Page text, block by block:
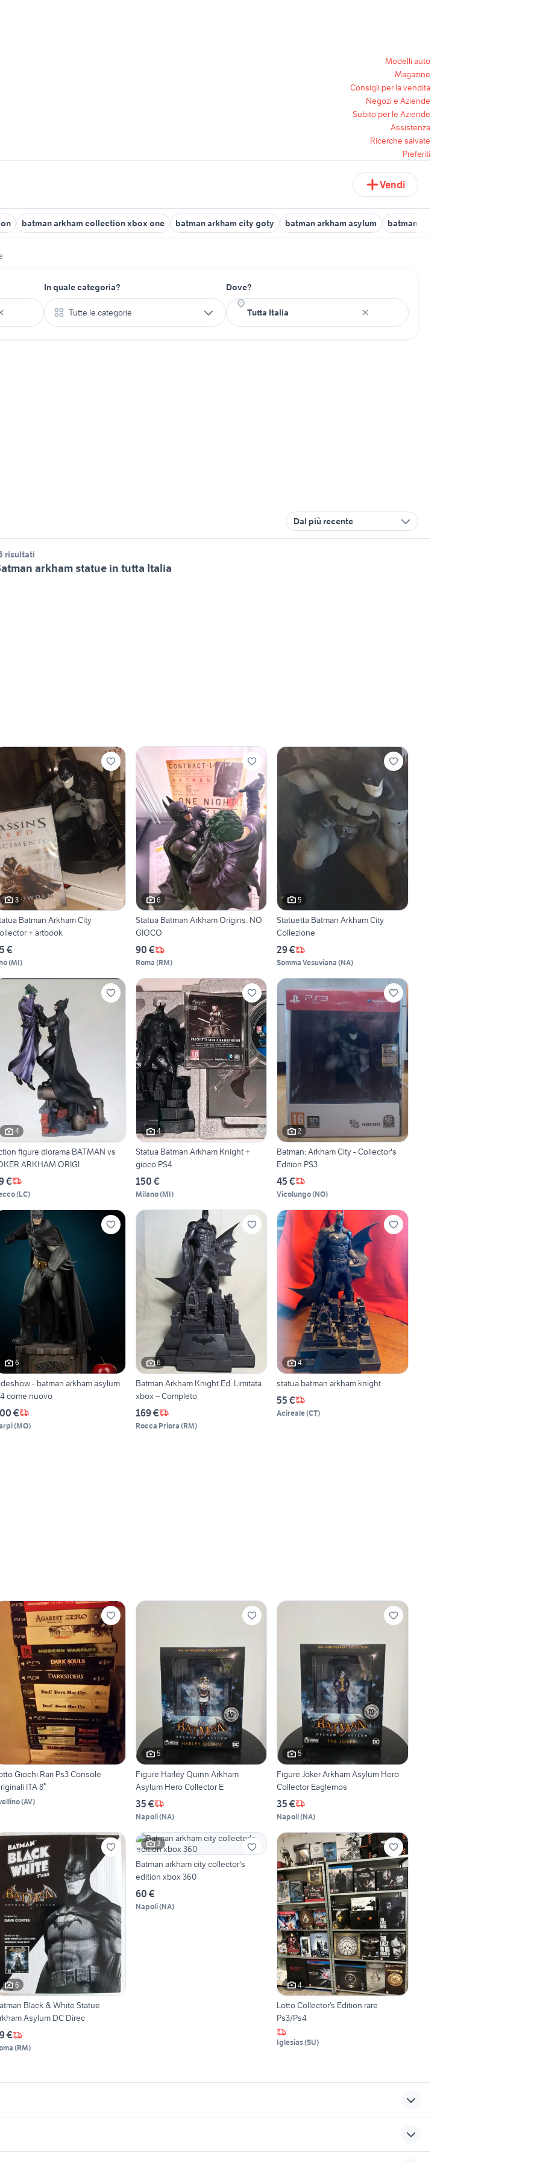
Modelli auto
Magazine
Consigli per la vendita
Negozi e Aziende
Subito per le Aziende
Assistenza
Ricerche salvate
Preferiti
Vendi
batman arkham collection xbox one batman arkham city goty batman arkham asylum batman return to arkham
In quale categoria?
Tutte le categorie
Dove?
Dal più recente
risultati
arkham statue in tutta Italia
3
Batman Arkham City
+ artbook
€
(MI)
6
Statua Batman Arkham Origins. NO
GIOCO
90 €
Roma (RM)
5
Statuetta Batman Arkham City
Collezione
29 €
Somma Vesuviana (NA)
4
figure diorama BATMAN vs
ARKHAM ORIGI
€
(LC)
4
Statua Batman Arkham Knight +
gioco PS4
150 €
Milano(MI)
2
Batman: Arkham City - Collector's
Edition PS3
45 €
Vicolungo(NO)
6
- batman arkham asylum
come nuovo
€
(MO)
6
Batman Arkham Knight Ed. Limitata
xbox – Completo
169 €
Rocca Priora (RM)
4
statua batman arkham knight
55 €
Acireale(CT)
Giochi Rari Ps3 Console
ITA 8°
(AV)
5
Figure Harley Quinn Arkham
Asylum Hero Collector E
35 €
Napoli(NA)
5
Figure Joker Arkham Asylum Hero
Collector Eaglemos
35 €
Napoli(NA)
6
Black & White Statue
Asylum DC Direc
€
(RM)
3
Batman arkham city collector's
edition xbox 360
60 €
Napoli(NA)
4
Lotto Collector’s Edition rare
Ps3/Ps4
Iglesias(SU)